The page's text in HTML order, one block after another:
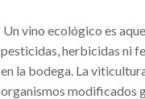
Un vino ecológico es
pesticidas, herbicidas ni
en la bodega. La
organismos modificados